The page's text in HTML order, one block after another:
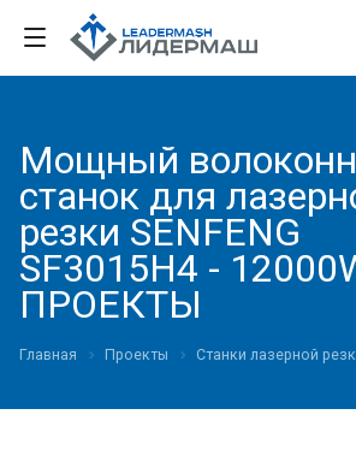
Мощный
станок для
резки SENFENG
SF3015H4 -
ПРОЕКТЫ
Главная Проекты Станки лазерной